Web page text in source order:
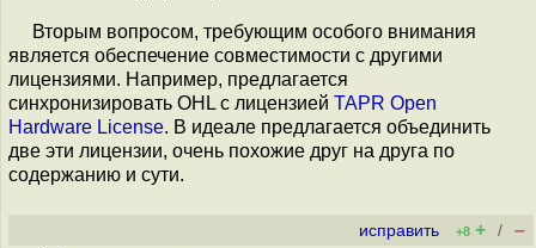
Вторым вопросом, требующим особого внимания
является обеспечение совместимости с другими
лицензиями. Например, предлагается
синхронизировать OHL с лицензией TAPR Open
Hardware License. В идеале предлагается объединить
две эти лицензии, очень похожие друг на друга по
содержанию и сути.
исправить +8 + / –